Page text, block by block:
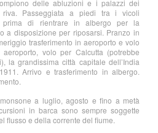
delle abluzioni e i palazzi dei
riva. Passeggiata a piedi tra i vicoli
prima di rientrare in albergo per la
a disposizione per riposarsi. Pranzo in
trasferimento in aeroporto e volo
aeroporto, volo per Calcutta (potrebbe
la grandissima città capitale dell’India
Arrivo e trasferimento in albergo.
a luglio, agosto e fino a metà
in barca sono sempre soggette
flusso e della corrente del fiume.